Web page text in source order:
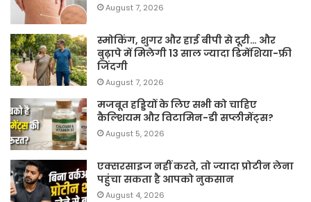
August 7, 2026
स्मोकिंग, शुगर और हाई बीपी से दूरी… और
बुढ़ापे में मिलेगी 13 साल ज्यादा डिमेंशिया-फ्री
जिंदगी
August 7, 2026
मजबूत हड्डियों के लिए सभी को चाहिए
कैल्शियम और विटामिन-डी सप्लीमेंट्स?
August 5, 2026
एक्सरसाइज नहीं करते, तो ज्यादा प्रोटीन लेना
पहुंचा सकता है आपको नुकसान
August 4, 2026